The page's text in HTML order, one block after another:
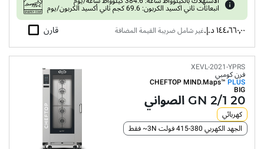
انبعاثات ثاني اكسيد الكربون: 69.6 كجم ثاني أكسيد الكربون/يوم
١٤٤٬٦٦٠٫٠٠ د.إ.‏ غير شامل ضريبة القيمة المضافة قارن
XEVL-2021-YPRS
فرن كومبي
CHEFTOP MIND.Maps™ PLUS
BIG
20 GN 2/1 الصواني
كهربائي
الجهد الكهربي 380-415 فولت 3N~ فقط